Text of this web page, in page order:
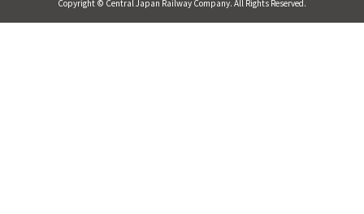
Copyright © Central Japan Railway Company. All Rights Reserved.